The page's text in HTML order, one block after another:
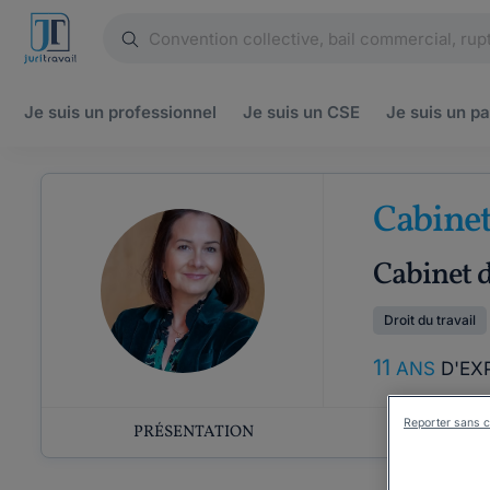
Je suis un professionnel Je suis un CSE Je suis un
Cabinet
Droit du travail
11 ANS
PRÉSENTATION Reporter sans